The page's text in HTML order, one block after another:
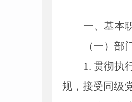
一、基本
（一）部
1. 贯彻执
规，接受同级